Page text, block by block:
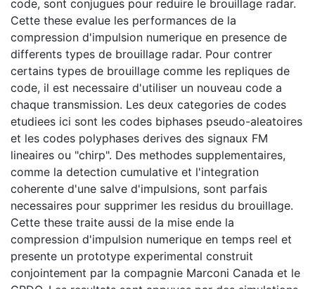
code, sont conjugues pour reduire le brouillage radar.
Cette these evalue les performances de la
compression d'impulsion numerique en presence de
differents types de brouillage radar. Pour contrer
certains types de brouillage comme les repliques de
code, il est necessaire d'utiliser un nouveau code a
chaque transmission. Les deux categories de codes
etudiees ici sont les codes biphases pseudo-aleatoires
et les codes polyphases derives des signaux FM
lineaires ou "chirp". Des methodes supplementaires,
comme la detection cumulative et l'integration
coherente d'une salve d'impulsions, sont parfais
necessaires pour supprimer les residus du brouillage.
Cette these traite aussi de la mise ende la
compression d'impulsion numerique en temps reel et
presente un prototype experimental construit
conjointement par la compagnie Marconi Canada et le